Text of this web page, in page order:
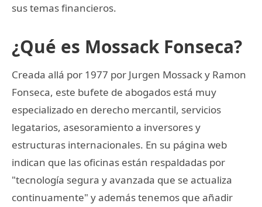
sus temas financieros.
¿Qué es Mossack Fonseca?
Creada allá por 1977 por Jurgen Mossack y Ramon
Fonseca, este bufete de abogados está muy
especializado en derecho mercantil, servicios
legatarios, asesoramiento a inversores y
estructuras internacionales. En su página web
indican que las oficinas están respaldadas por
"tecnología segura y avanzada que se actualiza
continuamente" y además tenemos que añadir